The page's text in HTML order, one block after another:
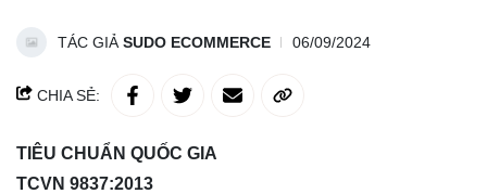
TÁC GIẢ SUDO ECOMMERCE 06/09/2024
CHIA SẺ:
TIÊU CHUẨN QUỐC GIA
TCVN 9837:2013